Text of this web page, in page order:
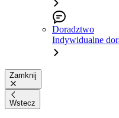
Doradztwo
Indywidualne
Zamknij
Wstecz